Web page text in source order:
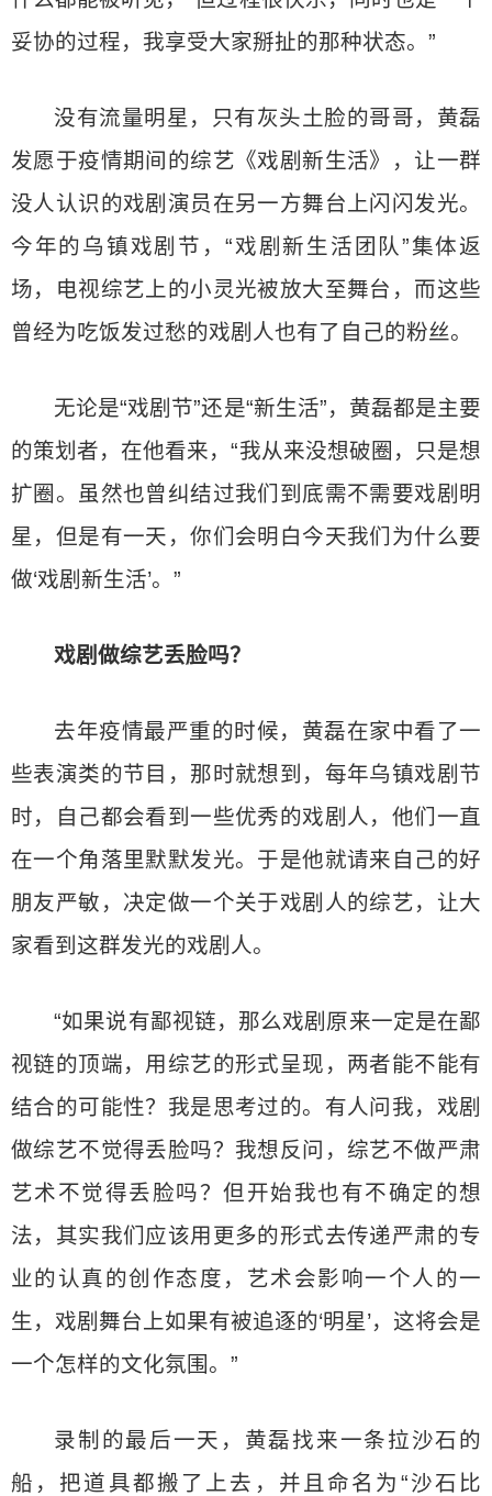
妥协的过程，我享受大家掰扯的那种状态。”
没有流量明星，只有灰头土脸的哥哥，黄磊
发愿于疫情期间的综艺《戏剧新生活》，让一群
没人认识的戏剧演员在另一方舞台上闪闪发光。
今年的乌镇戏剧节，“戏剧新生活团队”集体返
场，电视综艺上的小灵光被放大至舞台，而这些
曾经为吃饭发过愁的戏剧人也有了自己的粉丝。
无论是“戏剧节”还是“新生活”，黄磊都是主要
的策划者，在他看来，“我从来没想破圈，只是想
扩圈。虽然也曾纠结过我们到底需不需要戏剧明
星，但是有一天，你们会明白今天我们为什么要
做‘戏剧新生活’。”
戏剧做综艺丢脸吗？
去年疫情最严重的时候，黄磊在家中看了一
些表演类的节目，那时就想到，每年乌镇戏剧节
时，自己都会看到一些优秀的戏剧人，他们一直
在一个角落里默默发光。于是他就请来自己的好
朋友严敏，决定做一个关于戏剧人的综艺，让大
家看到这群发光的戏剧人。
“如果说有鄙视链，那么戏剧原来一定是在鄙
视链的顶端，用综艺的形式呈现，两者能不能有
结合的可能性？我是思考过的。有人问我，戏剧
做综艺不觉得丢脸吗？我想反问，综艺不做严肃
艺术不觉得丢脸吗？但开始我也有不确定的想
法，其实我们应该用更多的形式去传递严肃的专
业的认真的创作态度，艺术会影响一个人的一
生，戏剧舞台上如果有被追逐的‘明星’，这将会是
一个怎样的文化氛围。”
录制的最后一天，黄磊找来一条拉沙石的
船，把道具都搬了上去，并且命名为“沙石比